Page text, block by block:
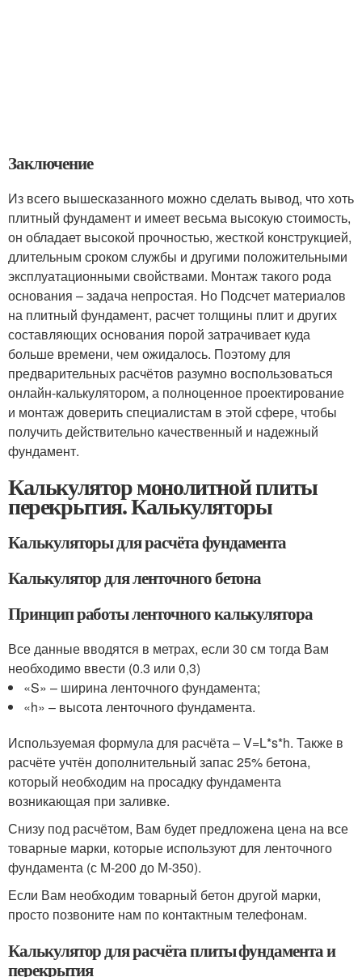
Заключение
Из всего вышесказанного можно сделать вывод, что хоть
плитный фундамент и имеет весьма высокую стоимость,
он обладает высокой прочностью, жесткой конструкцией,
длительным сроком службы и другими положительными
эксплуатационными свойствами. Монтаж такого рода
основания – задача непростая. Но Подсчет материалов
на плитный фундамент, расчет толщины плит и других
составляющих основания порой затрачивает куда
больше времени, чем ожидалось. Поэтому для
предварительных расчётов разумно воспользоваться
онлайн-калькулятором, а полноценное проектирование
и монтаж доверить специалистам в этой сфере, чтобы
получить действительно качественный и надежный
фундамент.
Калькулятор монолитной плиты
перекрытия. Калькуляторы
Калькуляторы для расчёта фундамента
Калькулятор для ленточного бетона
Принцип работы ленточного калькулятора
Все данные вводятся в метрах, если 30 см тогда Вам
необходимо ввести (0.3 или 0,3)
«S» – ширина ленточного фундамента;
«h» – высота ленточного фундамента.
Используемая формула для расчёта – V=L*s*h. Также в
расчёте учтён дополнительный запас 25% бетона,
который необходим на просадку фундамента
возникающая при заливке.
Снизу под расчётом, Вам будет предложена цена на все
товарные марки, которые используют для ленточного
фундамента (с М-200 до М-350).
Если Вам необходим товарный бетон другой марки,
просто позвоните нам по контактным телефонам.
Калькулятор для расчёта плиты фундамента и
перекрытия